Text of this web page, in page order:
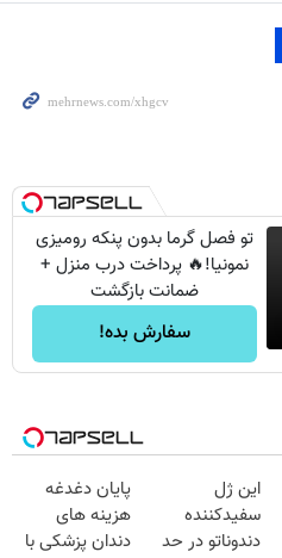
تو فصل گرما بدون پنکه رومیزی
نمونیا!🔥 پرداخت درب منزل +
ضمانت بازگشت
سفارش بده!
این ژل
سفیدکننده
دندوناتو در حد
پایان دغدغه
هزینه های
دندان پزشکی با